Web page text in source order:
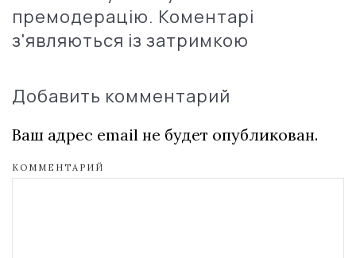
премодерацію. Коментарі
з'являються із затримкою
Добавить комментарий
Ваш адрес email не будет опубликован.
КОММЕНТАРИЙ